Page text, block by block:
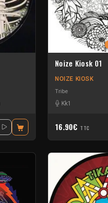
Noize Kiosk 01
NOIZE KIOSK
Tribe
Kk1
16.90€ TTC